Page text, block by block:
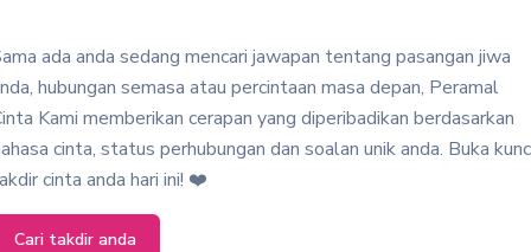
ada anda sedang mencari jawapan tentang pasangan jiwa
hubungan semasa atau percintaan masa depan, Peramal
Kami memberikan cerapan yang diperibadikan berdasarkan
cinta, status perhubungan dan soalan unik anda. Buka
cinta anda hari ini! ❤️
Cari takdir anda